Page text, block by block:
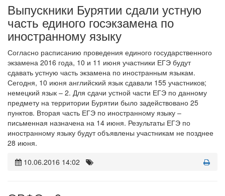
Выпускники Бурятии сдали устную
часть единого госэкзамена по
иностранному языку
Согласно расписанию проведения единого государственного
экзамена 2016 года, 10 и 11 июня участники ЕГЭ будут
сдавать устную часть экзамена по иностранным языкам.
Сегодня, 10 июня английский язык сдавали 155 участников;
немецкий язык – 2. Для сдачи устной части ЕГЭ по данному
предмету на территории Бурятии было задействовано 25
пунктов. Вторая часть ЕГЭ по иностранному языку –
письменная назначена на 14 июня. Результаты ЕГЭ по
иностранному языку будут объявлены участникам не позднее
28 июня.
10.06.2016 14:02